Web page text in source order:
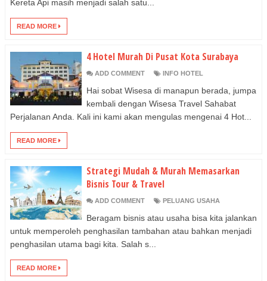
Kereta Api masih menjadi salah satu...
READ MORE
4 Hotel Murah Di Pusat Kota Surabaya
ADD COMMENT INFO HOTEL
Hai sobat Wisesa di manapun berada, jumpa
kembali dengan Wisesa Travel Sahabat
Perjalanan Anda. Kali ini kami akan mengulas mengenai 4 Hot...
READ MORE
Strategi Mudah & Murah Memasarkan
Bisnis Tour & Travel
ADD COMMENT PELUANG USAHA
Beragam bisnis atau usaha bisa kita jalankan
untuk memperoleh penghasilan tambahan atau bahkan menjadi
penghasilan utama bagi kita. Salah s...
READ MORE